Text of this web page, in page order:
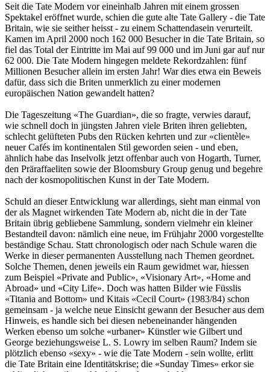
Seit die Tate Modern vor eineinhalb Jahren mit einem grossen
Spektakel eröffnet wurde, schien die gute alte Tate Gallery - die Tate
Britain, wie sie seither heisst - zu einem Schattendasein verurteilt.
Kamen im April 2000 noch 162 000 Besucher in die Tate Britain, so
fiel das Total der Eintritte im Mai auf 99 000 und im Juni gar auf nur
62 000. Die Tate Modern hingegen meldete Rekordzahlen: fünf
Millionen Besucher allein im ersten Jahr! War dies etwa ein Beweis
dafür, dass sich die Briten unmerklich zu einer modernen
europäischen Nation gewandelt hatten?
Die Tageszeitung «The Guardian», die so fragte, verwies darauf,
wie schnell doch in jüngsten Jahren viele Briten ihren geliebten,
schlecht gelüfteten Pubs den Rücken kehrten und zur «clientèle»
neuer Cafés im kontinentalen Stil geworden seien - und eben,
ähnlich habe das Inselvolk jetzt offenbar auch von Hogarth, Turner,
den Präraffaeliten sowie der Bloomsbury Group genug und begehre
nach der kosmopolitischen Kunst in der Tate Modern.
Schuld an dieser Entwicklung war allerdings, sieht man einmal von
der als Magnet wirkenden Tate Modern ab, nicht die in der Tate
Britain übrig gebliebene Sammlung, sondern vielmehr ein kleiner
Bestandteil davon: nämlich eine neue, im Frühjahr 2000 vorgestellte
beständige Schau. Statt chronologisch oder nach Schule waren die
Werke in dieser permanenten Ausstellung nach Themen geordnet.
Solche Themen, denen jeweils ein Raum gewidmet war, hiessen
zum Beispiel «Private and Public», «Visionary Art», «Home and
Abroad» und «City Life». Doch was hatten Bilder wie Füsslis
«Titania and Bottom» und Kitais «Cecil Court» (1983/84) schon
gemeinsam - ja welche neue Einsicht gewann der Besucher aus dem
Hinweis, es handle sich bei diesen nebeneinander hängenden
Werken ebenso um solche «urbaner» Künstler wie Gilbert und
George beziehungsweise L. S. Lowry im selben Raum? Indem sie
plötzlich ebenso «sexy» - wie die Tate Modern - sein wollte, erlitt
die Tate Britain eine Identitätskrise; die «Sunday Times» erkor sie